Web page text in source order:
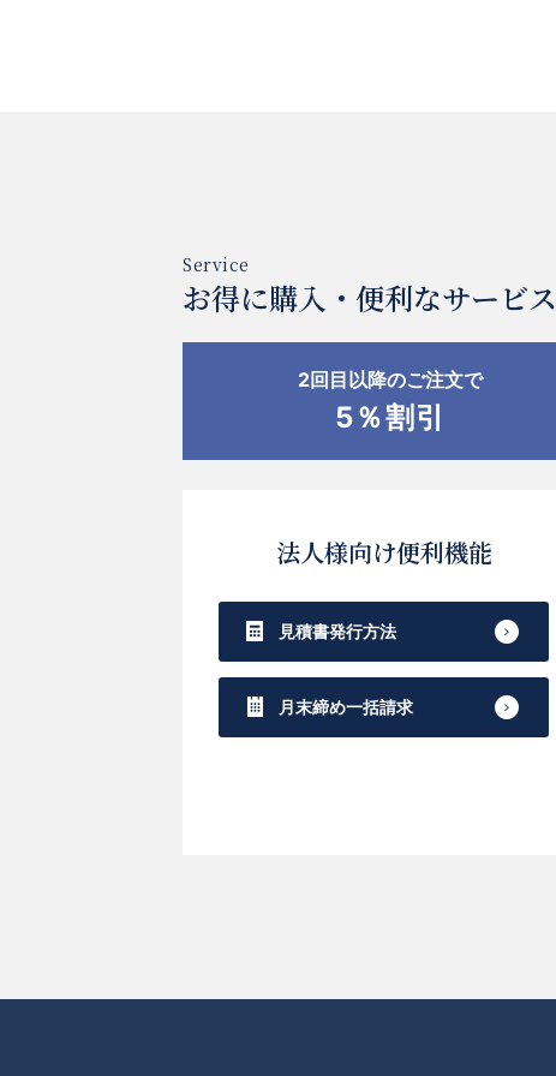
お得に購入・便利なサービス
2回目以降のご注文で
5％割引
法人様向け便利機能
見積書発行方法
月末締め一括請求